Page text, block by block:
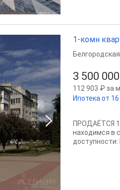
1-комн
3 500
112 903 ₽ за м
Ипотека от
ПРОДАЁТСЯ
находимся в